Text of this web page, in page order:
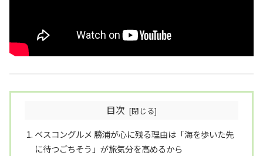
目次
ベスコングルメ 勝浦が心に残る理由は「海を歩いた先
に待つごちそう」が旅気分を高めるから